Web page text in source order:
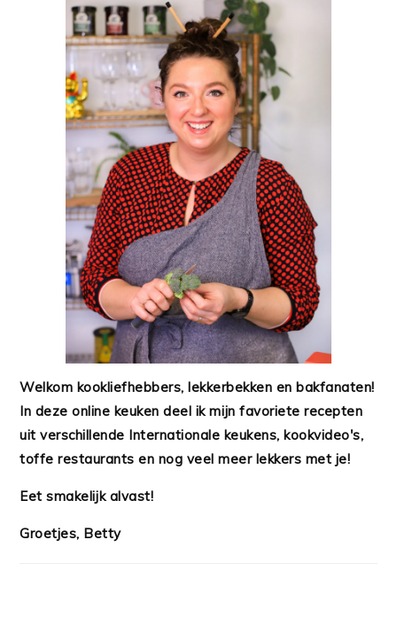
Welkom kookliefhebbers, lekkerbekken en bakfanaten!
In deze online keuken deel ik mijn favoriete recepten
uit verschillende Internationale keukens, kookvideo's,
toffe restaurants en nog veel meer lekkers met je!
Eet smakelijk alvast!
Groetjes, Betty